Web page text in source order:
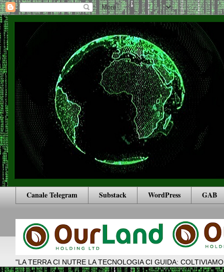
Canale Telegram Substack WordPress GAB
"LA TERRA CI NUTRE LA TECNOLOGIA CI GUIDA: